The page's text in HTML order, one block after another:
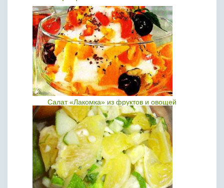
Салат «Лакомка» из фруктов и овощей